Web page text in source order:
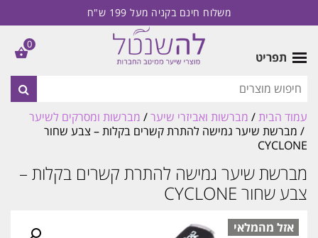
משלוח חינם בקניה מעל 199 ש"ח
תפריט
עמוד הבית/ מברשות ואביזרי שיער/ מברשות ומסרקים לשיער
/ מברשת שיער גמישה להתרת קשרים בקלות – צבע שחור
CYCLONE
מברשת שיער גמישה להתרת קשרים בקלות –
צבע שחור CYCLONE
0